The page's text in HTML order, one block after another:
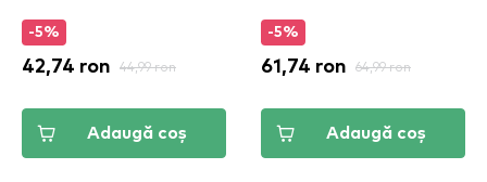
-5%
42,74 ron 44,99 ron
Adaugă coș
-5%
61,74 ron 64,99 ron
Adaugă coș